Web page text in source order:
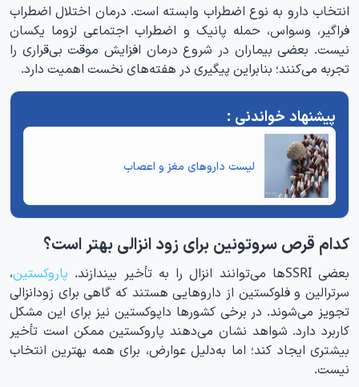
انتخاب دارو به نوع اضطراب وابسته است. درمان اختلال اضطراب
فراگیر، وسواس، حمله پانیک و اضطراب اجتماعی لزوما یکسان
نیست. بعضی بیماران در شروع درمان افزایش موقت بی‌قراری را
تجربه می‌کنند؛ بنابراین پیگیری در هفته‌های نخست اهمیت دارد.
لیست داروهای مغز و اعصاب
کدام قرص سروتونین برای زود انزالی بهتر است؟
بعضی SSRIها می‌توانند انزال را به تأخیر بیندازند. پاروکستین،
سرترالین و فلوکستین از داروهایی هستند که گاهی برای زودانزالی
تجویز می‌شوند. در برخی کشورها داپوکستین نیز برای این مشکل
کاربرد دارد. شواهد نشان می‌دهند پاروکستین ممکن است تأخیر
بیشتری ایجاد کند؛ اما به‌دلیل عوارض، برای همه بهترین انتخاب
نیست.